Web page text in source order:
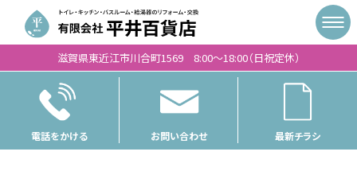
滋賀県東近江市川合町1569 8:00〜18:00（日祝定休）
電話をかける お問い合わせ 最新チラシ